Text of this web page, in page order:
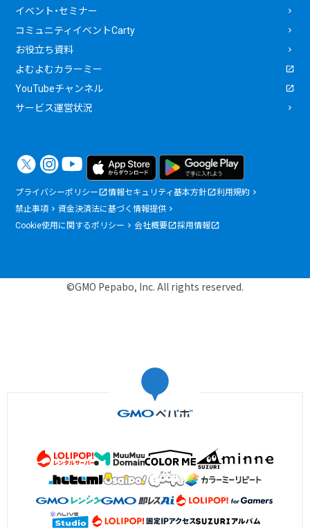
イベント・セミナー
コミュニティイベントCarty
お役立ち資料
よむよむカラーミー
YouTubeチャンネル
サービス運営状況
プライバシーポリシー 情報セキュリティ基本方針
利用規約
禁止事項
資金決済法に基づく情報提供
Cookie使用に関するポリシー
会社概要 採用情報
©GMO Pepabo, Inc. All rights reserved.